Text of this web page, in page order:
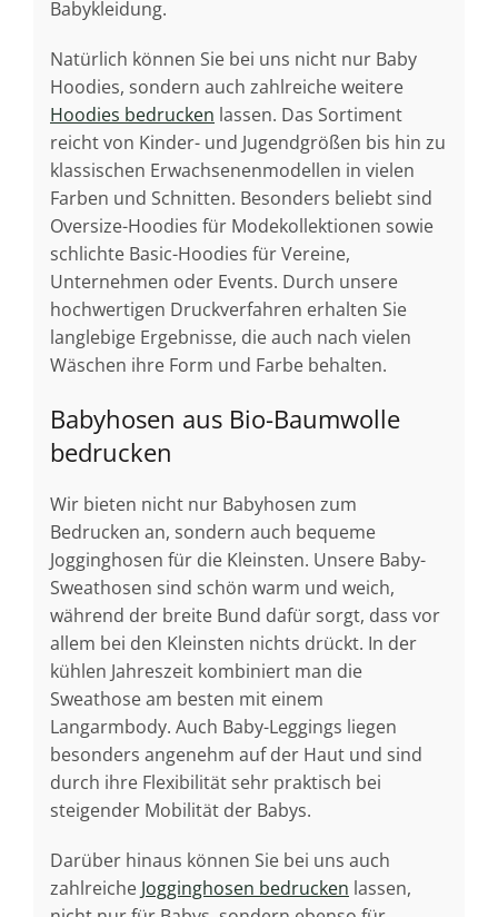
Babykleidung.
Natürlich können Sie bei uns nicht nur Baby
Hoodies, sondern auch zahlreiche weitere
Hoodies bedrucken lassen. Das Sortiment
reicht von Kinder- und Jugendgrößen bis hin zu
klassischen Erwachsenenmodellen in vielen
Farben und Schnitten. Besonders beliebt sind
Oversize-Hoodies für Modekollektionen sowie
schlichte Basic-Hoodies für Vereine,
Unternehmen oder Events. Durch unsere
hochwertigen Druckverfahren erhalten Sie
langlebige Ergebnisse, die auch nach vielen
Wäschen ihre Form und Farbe behalten.
Babyhosen aus Bio-Baumwolle
bedrucken
Wir bieten nicht nur Babyhosen zum
Bedrucken an, sondern auch bequeme
Jogginghosen für die Kleinsten. Unsere Baby-
Sweathosen sind schön warm und weich,
während der breite Bund dafür sorgt, dass vor
allem bei den Kleinsten nichts drückt. In der
kühlen Jahreszeit kombiniert man die
Sweathose am besten mit einem
Langarmbody. Auch Baby-Leggings liegen
besonders angenehm auf der Haut und sind
durch ihre Flexibilität sehr praktisch bei
steigender Mobilität der Babys.
Darüber hinaus können Sie bei uns auch
zahlreiche Jogginghosen bedrucken lassen,